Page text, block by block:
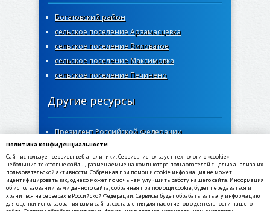
Богатовский район
сельское поселение Арзамасцевка
сельское поселение Виловатое
сельское поселение Максимовка
сельское поселение Печинено
Другие ресурсы
Президент Российской Федерачии
Правительство Самарской области
Самарская губернская дума
Госуслуги Самарской области
Социальный портал Самарской области
МФЦ Самарской области
Политика конфиденциальности
Сайт использует сервисы веб-аналитики. Сервисы использует технологию «cookie» —
небольшие текстовые файлы, размещаемые на компьютере пользователей с целью анализа их
пользовательской активности. Собранная при помощи cookie информация не может
идентифицировать вас, однако может помочь нам улучшить работу нашего сайта. Информация
об использовании вами данного сайта, собранная при помощи cookie, будет передаваться и
храниться на серверах в Российской Федерации. Сервисы будет обрабатывать эту информацию
для оценки использования вами сайта, составления для нас отчетов о деятельности нашего